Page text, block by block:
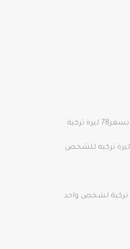
سلطة الجبن تولوم، خضار البحر الأبيض المتوسط ​​، مكسرات، جوز، رمان، شراب رمان، طماطم كرزية، براعم فول الصويا، تفاح متشابك وصلصة بسعر78 ليرة تركية
أيضاً سلطة البحر الأبيض المتوسط ​​، بصل أحمر، خضار مشكلة، فلفل حلو مخلل، خيار مخلل، زيتون، جبنة فيتا، طماطم كرزية وصلصة بسعر78 ليرة تركية للشخص